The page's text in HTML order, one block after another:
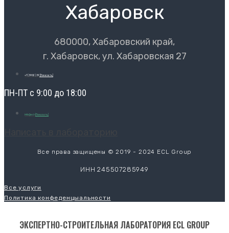
Хабаровск
680000, Хабаровский край,
г. Хабаровск, ул. Хабаровская 27
+7 (3902) 39 [Показать]
ПН-ПТ с 9:00 до 18:00
info@ecl- [Показать]
Все права защищены © 2019 - 2024 ECL Group
ИНН 245507285949
Все услуги
Политика конфеденцыальности
ЭКСПЕРТНО-СТРОИТЕЛЬНАЯ ЛАБОРАТОРИЯ ECL GROUP